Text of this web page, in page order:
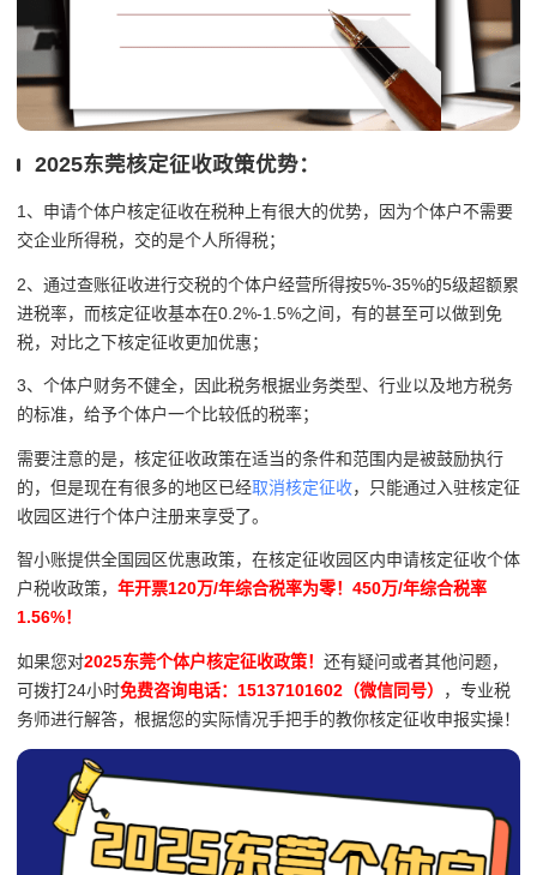
2025东莞核定征收政策优势：
1、申请个体户核定征收在税种上有很大的优势，因为个体户不需要
交企业所得税，交的是个人所得税；
2、通过查账征收进行交税的个体户经营所得按5%-35%的5级超额累
进税率，而核定征收基本在0.2%-1.5%之间，有的甚至可以做到免
税，对比之下核定征收更加优惠；
3、个体户财务不健全，因此税务根据业务类型、行业以及地方税务
的标准，给予个体户一个比较低的税率；
需要注意的是，核定征收政策在适当的条件和范围内是被鼓励执行
的，但是现在有很多的地区已经取消核定征收，只能通过入驻核定征
收园区进行个体户注册来享受了。
智小账提供全国园区优惠政策，在核定征收园区内申请核定征收个体
户税收政策， 年开票120万/年综合税率为零！450万/年综合税率
1.56%！
如果您对2025东莞个体户核定征收政策！ 还有疑问或者其他问题，
可拨打24小时免费咨询电话：15137101602（微信同号）
，专业税
务师进行解答，根据您的实际情况手把手的教你核定征收申报实操！